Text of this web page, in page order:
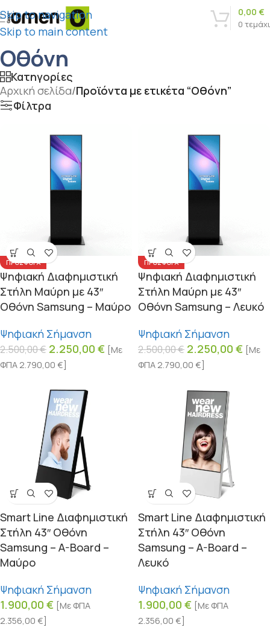
Skip to navigation
Skip to main content
0
0,00 €
Οθόνη
Κατηγορίες
Αρχική σελίδα/Προϊόντα με ετικέτα “Οθόνη”
Φίλτρα
ΠΡΟΣΦΟΡΆ
Ψηφιακή Διαφημιστική
Στήλη Μαύρη με 43″
Οθόνη Samsung – Μαύρο
Ψηφιακή Σήμανση
2.500,00€ 2.250,00 €
[Με
ΦΠΑ 2.790,00 €
ΠΡΟΣΦΟΡΆ
Ψηφιακή Διαφημιστική
Στήλη Μαύρη με 43″
Οθόνη Samsung – Λευκό
Ψηφιακή Σήμανση
2.500,00€ 2.250,00 €
[Με
ΦΠΑ 2.790,00 €
Smart Line Διαφημιστική
Στήλη 43″ Οθόνη
Samsung – A-Board –
Μαύρο
Ψηφιακή Σήμανση
1.900,00 €
[Με ΦΠΑ
2.356,00 €
Smart Line Διαφημιστική
Στήλη 43″ Οθόνη
Samsung – A-Board –
Λευκό
Ψηφιακή Σήμανση
1.900,00 €
[Με ΦΠΑ
2.356,00 €